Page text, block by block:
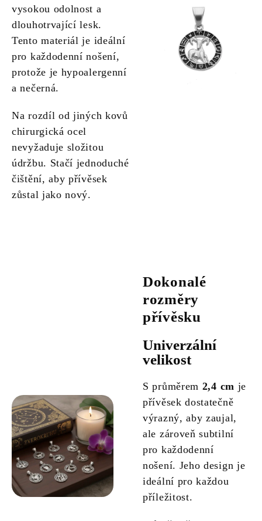
vysokou odolnost a
dlouhotrvající lesk.
Tento materiál je ideální
pro každodenní nošení,
protože je hypoalergenní
a nečerná.
Na rozdíl od jiných kovů
chirurgická ocel
nevyžaduje složitou
údržbu. Stačí jednoduché
čištění, aby přívěsek
zůstal jako nový.
Dokonalé
rozměry
přívěsku
Univerzální
velikost
S průměrem 2,4 cm je
přívěsek dostatečně
výrazný, aby zaujal,
ale zároveň subtilní
pro každodenní
nošení. Jeho design je
ideální pro každou
příležitost.